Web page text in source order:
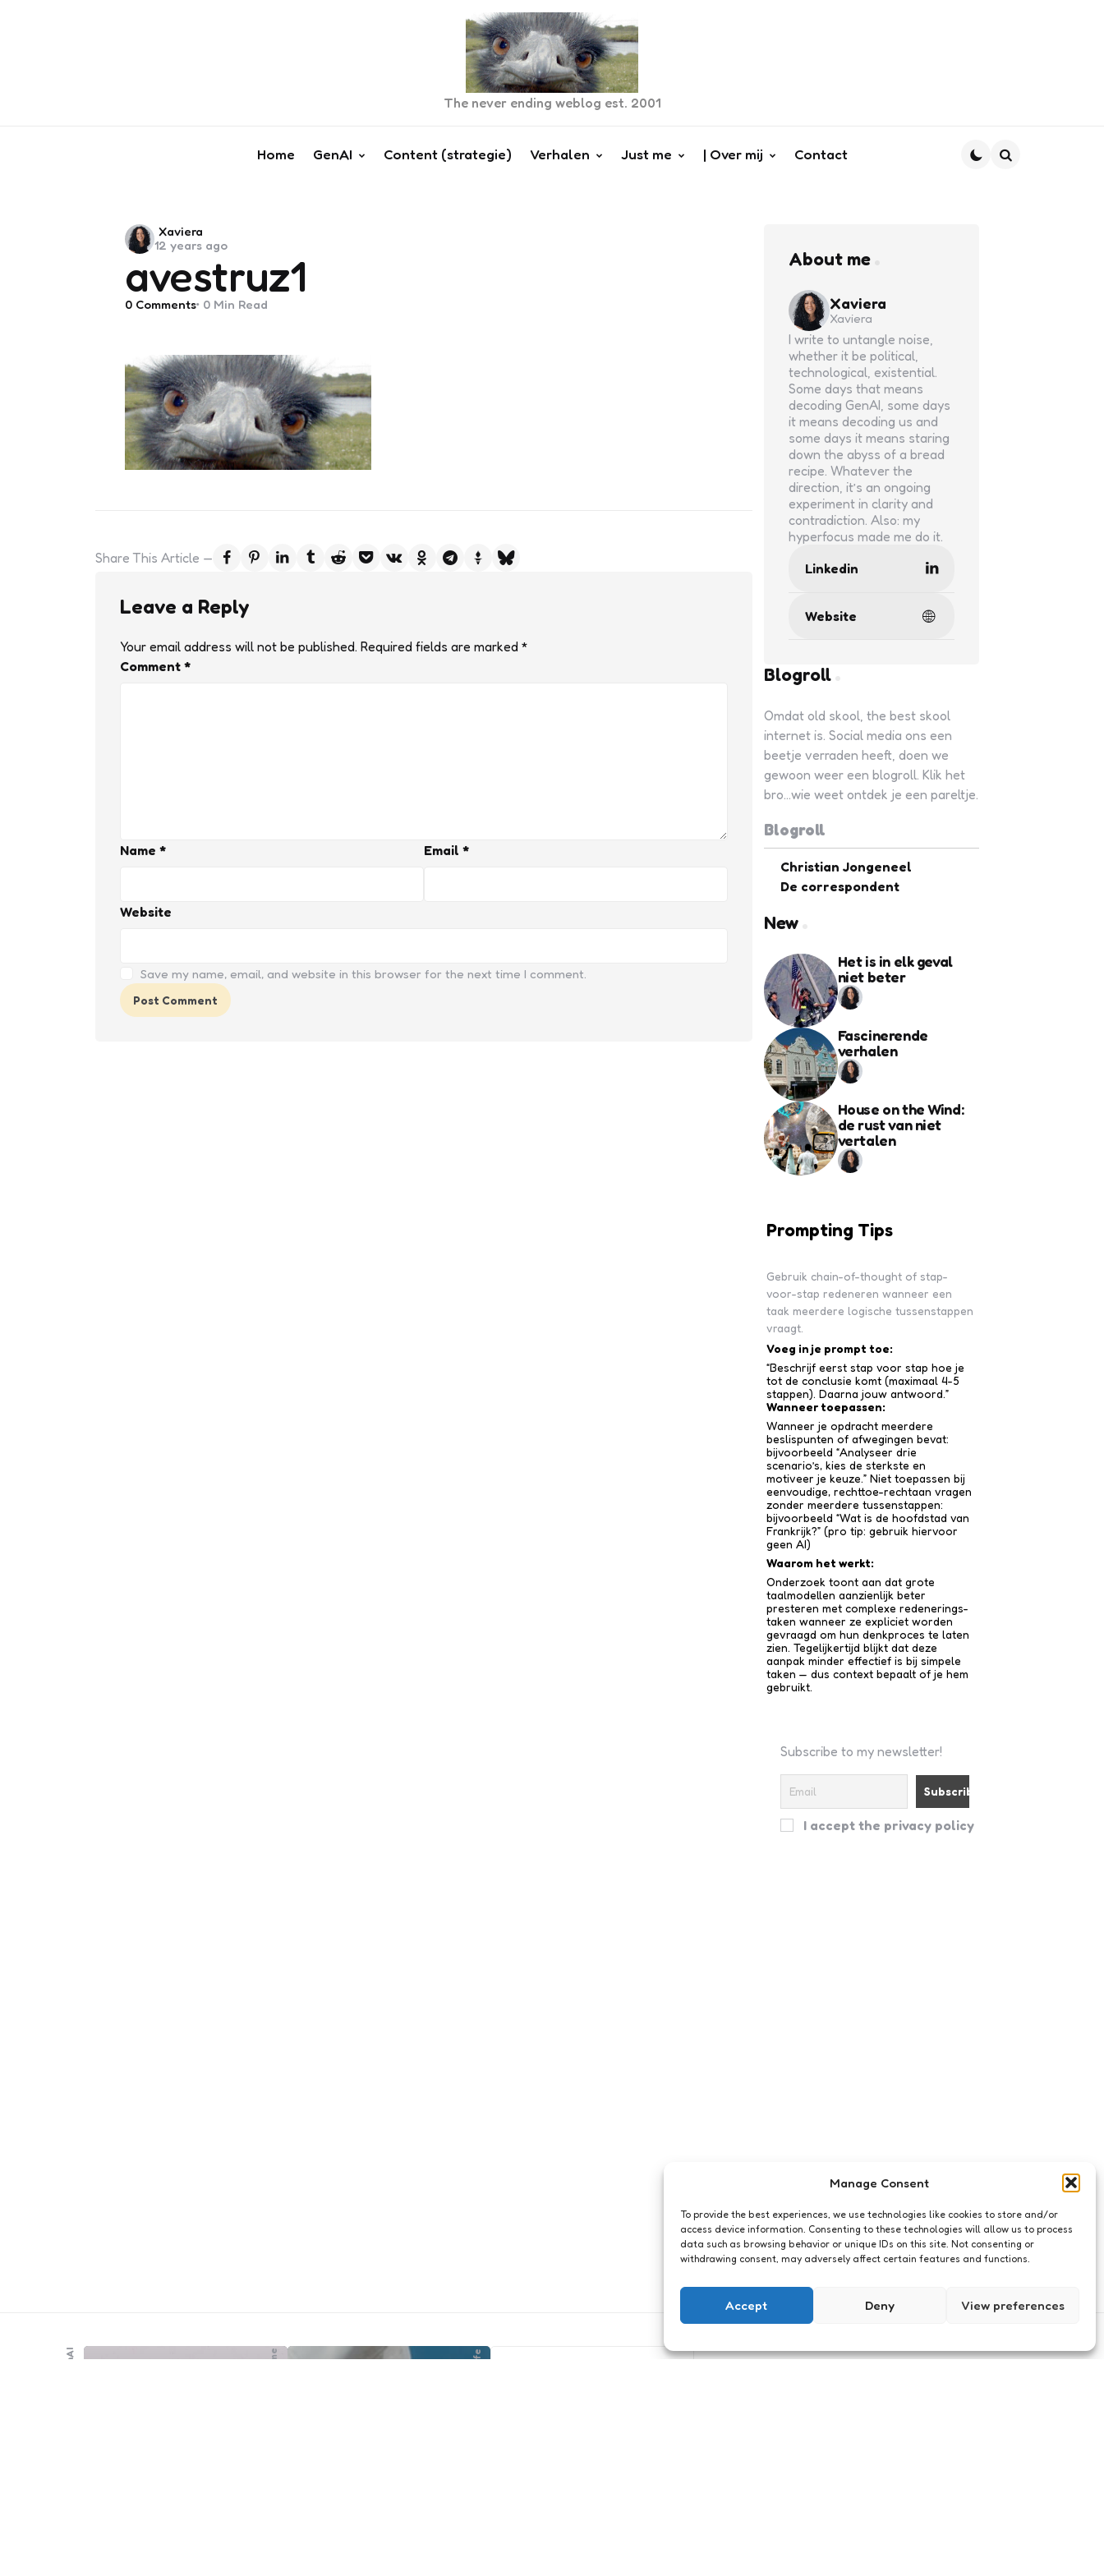
Manage Consent
To provide the best experiences, we use technologies like cookies to store and/or
access device information. Consenting to these technologies will allow us to process
data such as browsing behavior or unique IDs on this site. Not consenting or
withdrawing consent, may adversely affect certain features and functions.
Accept Deny View preferences
The never ending weblog est. 2001
Home GenAI Content (strategie) Verhalen Just me | Over mij Contact
avestruz1
Posted
by
Xaviera
12 years ago
0 Comments 0 Min Read
Share This Article
Leave a Reply
Your email address will not be published. Required fields are marked *
Comment *
Name * Email *
Website
Save my name, email, and website in this browser for the next time I comment.
About me
Xaviera
Xaviera
I write to untangle noise,
whether it be political,
technological, existential.
Some days that means
decoding GenAI, some days
it means decoding us and
some days it means staring
down the abyss of a bread
recipe. Whatever the
direction, it’s an ongoing
experiment in clarity and
contradiction. Also: my
hyperfocus made me do it.
Linkedin
Website
Blogroll
Omdat old skool, the best skool
internet is. Social media ons een
beetje verraden heeft, doen we
gewoon weer een blogroll. Klik het
bro...wie weet ontdek je een pareltje.
Blogroll
Christian Jongeneel
De correspondent
New
Het is in elk geval
niet beter
Fascinerende
verhalen
House on the Wind:
de rust van niet
vertalen
Prompting Tips
Gebruik chain-of-thought of stap-
voor-stap redeneren wanneer een
taak meerdere logische tussenstappen
vraagt.
Voeg in je prompt toe:
“Beschrijf eerst stap voor stap hoe je
tot de conclusie komt (maximaal 4-5
stappen). Daarna jouw antwoord.”
Wanneer toepassen:
Wanneer je opdracht meerdere
beslispunten of afwegingen bevat:
bijvoorbeeld “Analyseer drie
scenario’s, kies de sterkste en
motiveer je keuze.” Niet toepassen bij
eenvoudige, rechttoe-recht­aan vragen
zonder meerdere tussen­stappen:
bijvoorbeeld “Wat is de hoofdstad van
Frankrijk?” (pro tip: gebruik hiervoor
geen AI)
Waarom het werkt:
Onderzoek toont aan dat grote
taalmodellen aanzienlijk beter
presteren met complexe redenerings­
taken wanneer ze expliciet worden
gevraagd om hun denkproces te laten
zien. Tegelijkertijd blijkt dat deze
aanpak minder effectief is bij simpele
taken — dus context bepaalt of je hem
gebruikt.
Subscribe to my newsletter!
I accept the privacy policy
GenAI Just me Geeklife